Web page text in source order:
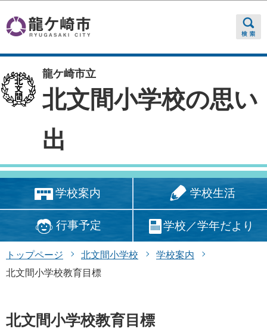
龍ケ崎市立
北文間小学校の思い
出
学校案内 学校生活
行事予定 学校／学年だより
トップページ 北文間小学校
学校案内
北文間小学校教育目標
北文間小学校教育目標